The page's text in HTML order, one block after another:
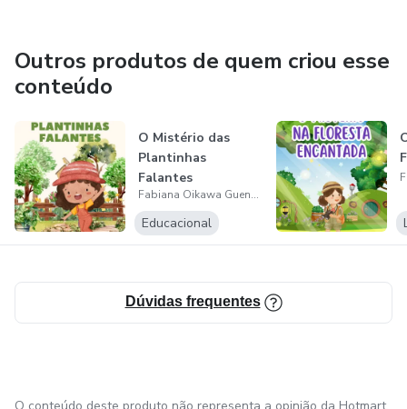
Outros produtos de quem criou esse
conteúdo
O Mistério das
Plantinhas
Falantes
Fabiana Oikawa Guenka
Educacional
Dúvidas frequentes